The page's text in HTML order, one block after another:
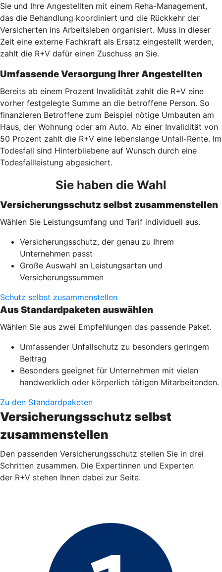
Sie und Ihre Angestellten mit einem Reha-Management,
das die Behandlung koordiniert und die Rückkehr der
Versicherten ins Arbeitsleben organisiert. Muss in dieser
Zeit eine externe Fachkraft als Ersatz eingestellt werden,
zahlt die R+V dafür einen Zuschuss an Sie.
Umfassende Versorgung Ihrer Angestellten
Bereits ab einem Prozent Invalidität zahlt die R+V eine
vorher festgelegte Summe an die betroffene Person. So
finanzieren Betroffene zum Beispiel nötige Umbauten am
Haus, der Wohnung oder am Auto. Ab einer Invalidität von
50 Prozent zahlt die R+V eine lebenslange Unfall-Rente. Im
Todesfall sind Hinterbliebene auf Wunsch durch eine
Todesfallleistung abgesichert.
Sie haben die Wahl
Versicherungsschutz selbst zusammenstellen
Wählen Sie Leistungsumfang und Tarif individuell aus.
Versicherungsschutz, der genau zu Ihrem
Unternehmen passt
Große Auswahl an Leistungsarten und
Versicherungssummen
Schutz selbst zusammenstellen
Aus Standardpaketen auswählen
Wählen Sie aus zwei Empfehlungen das passende Paket.
Umfassender Unfallschutz zu besonders geringem
Beitrag
Besonders geeignet für Unternehmen mit vielen
handwerklich oder körperlich tätigen Mitarbeitenden.
Zu den Standardpaketen
Versicherungsschutz selbst
zusammenstellen
Den passenden Versicherungsschutz stellen Sie in drei
Schritten zusammen. Die Expertinnen und Experten
der R+V stehen Ihnen dabei zur Seite.